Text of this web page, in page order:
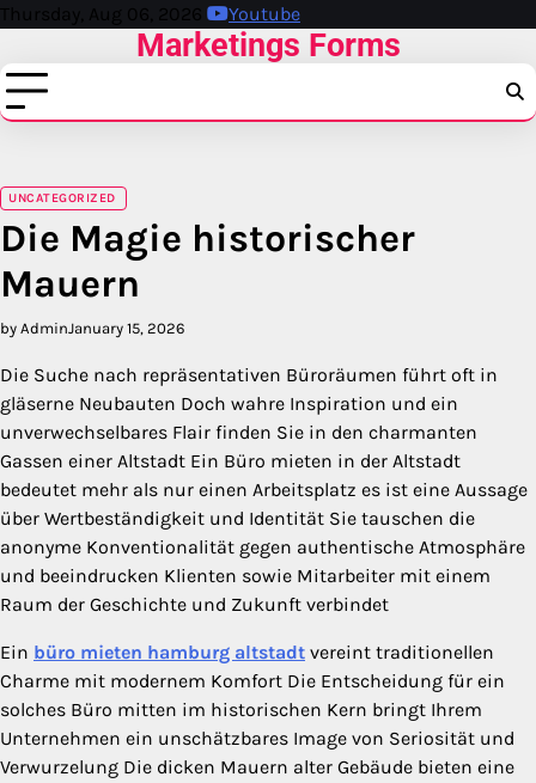
Skip
content
Thursday, Aug 06, 2026 Youtube
Marketings Forms
UNCATEGORIZED
Die Magie historischer
Mauern
by AdminJanuary 15, 2026
Die Suche nach repräsentativen Büroräumen führt oft in
gläserne Neubauten Doch wahre Inspiration und ein
unverwechselbares Flair finden Sie in den charmanten
Gassen einer Altstadt Ein Büro mieten in der Altstadt
bedeutet mehr als nur einen Arbeitsplatz es ist eine Aussage
über Wertbeständigkeit und Identität Sie tauschen die
anonyme Konventionalität gegen authentische Atmosphäre
und beeindrucken Klienten sowie Mitarbeiter mit einem
Raum der Geschichte und Zukunft verbindet
Ein büro mieten hamburg altstadt vereint traditionellen
Charme mit modernem Komfort Die Entscheidung für ein
solches Büro mitten im historischen Kern bringt Ihrem
Unternehmen ein unschätzbares Image von Seriosität und
Verwurzelung Die dicken Mauern alter Gebäude bieten eine